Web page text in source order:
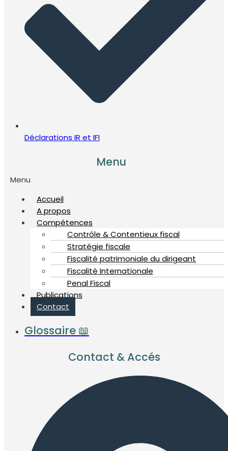
Déclarations IR et IFI
Menu
Menu
Accueil
A propos
Compétences
Contrôle & Contentieux fiscal
Stratégie fiscale
Fiscalité patrimoniale du dirigeant
Fiscalité Internationale
Penal Fiscal
Publications
Contact
Glossaire 📖
Contact & Accés